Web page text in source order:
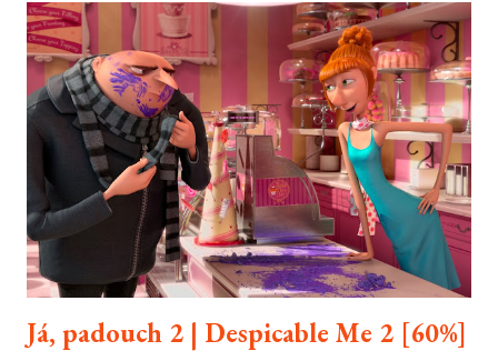
dohlíží vychovatelka Kasia. Především mladá Skunk nemá zrovna
jednoduchý život. Ve společnosti nepatří k nejoblíbenějším a tak se většinou
stýká jen se svým bratrem Jedem a podivínským Rickem odnaproti. Její život
navíc stěžuje silná cukrovka.. Kolotoč konfliktů v sousedství rozvíří obvinění
ze sexuálního napadení jedné z dívek právě sa...
Já, padouch 2 | Despicable Me 2 [60%]